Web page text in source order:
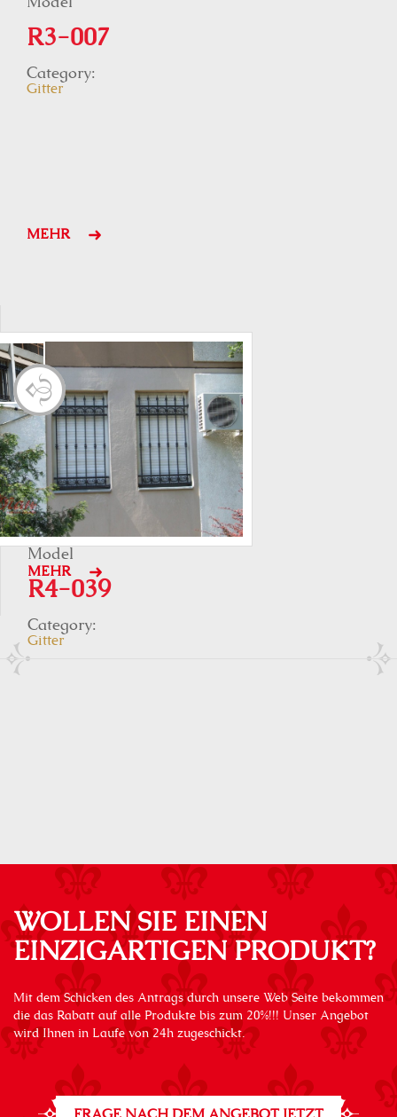
R3-007
Category:
Gitter
MEHR
Model
R4-039
Category:
Gitter
MEHR
WOLLEN SIE EINEN
EINZIGARTIGEN PRODUKT?
Mit dem Schicken des Antrags durch unsere Web Seite bekommen
die das Rabatt auf alle Produkte bis zum 20%!!! Unser Angebot
wird Ihnen in Laufe von 24h zugeschickt.
FRAGE NACH DEM ANGEBOT JETZT